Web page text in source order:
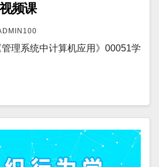
频课
理系统中计算机应用》00051学